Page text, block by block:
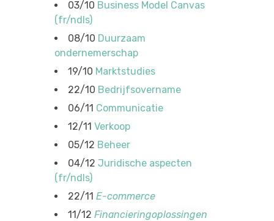
03/10 Business Model Canvas
(fr/ndls)
08/10 Duurzaam
ondernemerschap
19/10 Marktstudies
22/10 Bedrijfsovername
06/11 Communicatie
12/11 Verkoop
05/12 Beheer
04/12 Juridische aspecten
(fr/ndls)
22/11 E-commerce
11/12 Financieringoplossingen